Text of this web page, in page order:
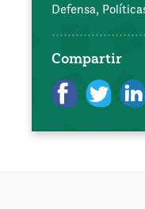
Defensa,
Compartir